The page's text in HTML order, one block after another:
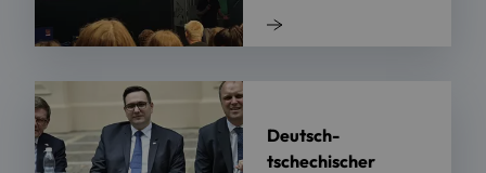
Deutsch-
tschechischer